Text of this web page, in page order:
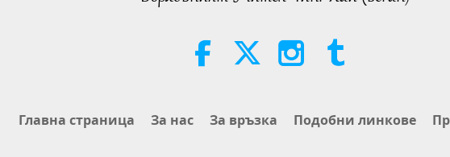
Главна страница За нас За връзка Подобни линкове